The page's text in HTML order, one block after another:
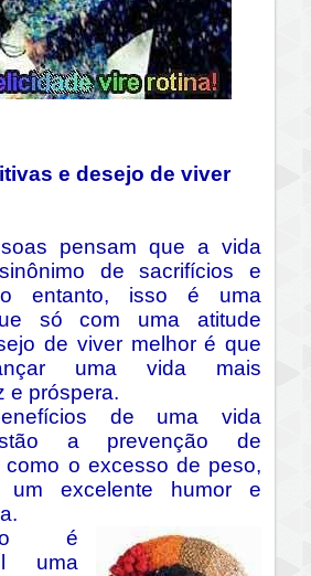
e desejo de viver
pensam que a vida
de sacrifícios e
entanto, isso é uma
só com uma atitude
de viver melhor é que
uma vida mais
e próspera.
de uma vida
a prevenção de
como o excesso de peso,
um excelente humor e
é
uma